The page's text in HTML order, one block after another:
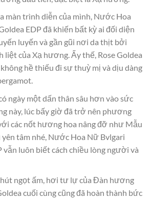
màn trình diễn của mình, Nước Hoa
EDP đã khiến bất kỳ ai đối diện
luyến và gần gũi nơi da thịt bởi
liệt của Xạ hương. Ấy thế, Rose Goldea
hề thiếu đi sự thuỳ mị và dịu dàng
ngày một dấn thân sâu hơn vào sức
này, lúc bấy giờ đã trở nên phương
các nốt hương hoa nâng đỡ như Mẫu
tâm nhé, Nước Hoa Nữ Bvlgari
vẫn luôn biết cách chiều lòng người và
ngọt ấm, hơi tư lự của Đàn hương
cuối cùng cũng đã hoàn thành bức